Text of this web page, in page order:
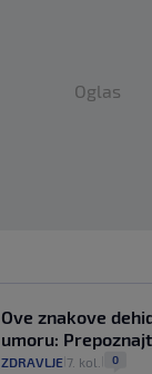
Oglas
Ove znakove
umoru:
ZDRAVLJE 7. kol. 0